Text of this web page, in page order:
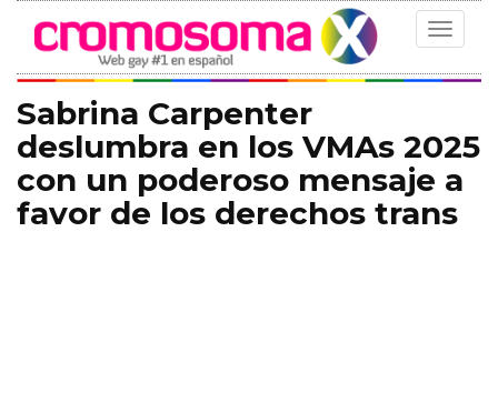
Toggle
Sabrina Carpenter
deslumbra en los VMAs 2025
con un poderoso mensaje a
favor de los derechos trans